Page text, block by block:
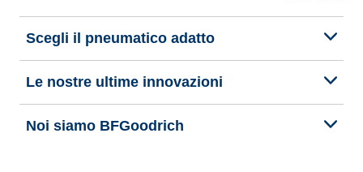
Scegli il pneumatico adatto
Le nostre ultime innovazioni
Noi siamo BFGoodrich